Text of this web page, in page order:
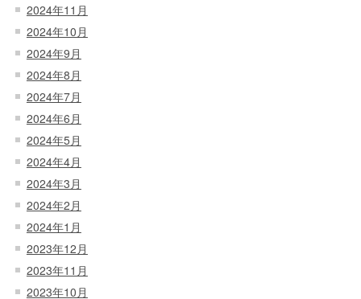
2024年11月
2024年10月
2024年9月
2024年8月
2024年7月
2024年6月
2024年5月
2024年4月
2024年3月
2024年2月
2024年1月
2023年12月
2023年11月
2023年10月